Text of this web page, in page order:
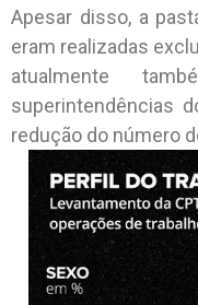
Apesar disso, a
eram realizadas
atualmente
superintendências
redução do número